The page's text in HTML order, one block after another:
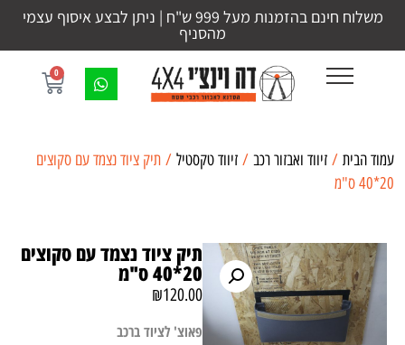
משלוח חינם בהזמנות מעל 999 ש"ח | ניתן לבצע איסוף עצמי
מהסניף
0
עמוד הבית / זיווד ואבזור רכב / זיווד טקסטיל / תיק ציוד נצמד עם סקוצים
20*40 ס"מ
תיק ציוד נצמד עם סקוצים
20*40 ס"מ
₪120.00
פאוצ' לציוד ברכב